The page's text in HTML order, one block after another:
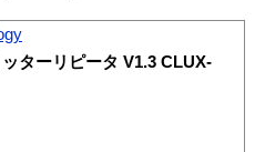
ターリピータ V1.3 CLUX-